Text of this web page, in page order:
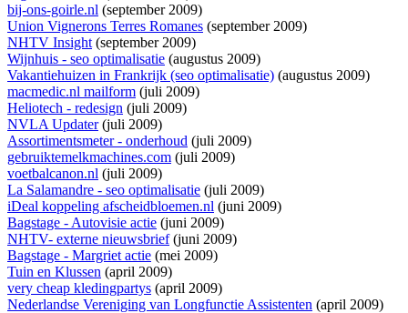
bij-ons-goirle.nl (september 2009)
Union Vignerons Terres Romanes (september 2009)
NHTV Insight(september 2009)
Wijnhuis - seo optimalisatie (augustus 2009)
Vakantiehuizen in Frankrijk (seo optimalisatie) (augustus 2009)
macmedic.nl mailform (juli 2009)
Heliotech - redesign (juli 2009)
NVLA Updater(juli 2009)
Assortimentsmeter - onderhoud (juli 2009)
gebruiktemelkmachines.com (juli 2009)
voetbalcanon.nl (juli 2009)
La Salamandre - seo optimalisatie (juli 2009)
iDeal koppeling afscheidbloemen.nl (juni 2009)
Bagstage - Autovisie actie (juni 2009)
NHTV- externe nieuwsbrief(juni 2009)
Bagstage - Margriet actie (mei 2009)
Tuin en Klussen (april 2009)
very cheap kledingpartys (april 2009)
Nederlandse Vereniging van Longfunctie Assistenten (april 2009)